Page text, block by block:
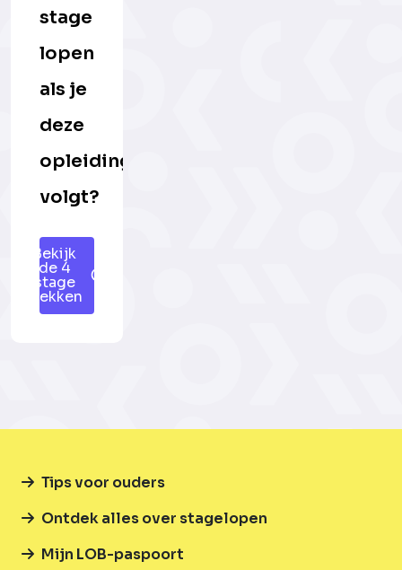
stage
lopen
als je
deze
opleiding
volgt?
Bekijk
de 4
stage
plekken
Tips voor ouders
Ontdek alles over stagelopen
Mijn LOB-paspoort